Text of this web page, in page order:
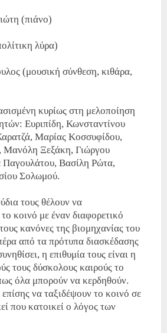
(πιάνο)
λύρα)
(μουσική σύνθεση, κιθάρα,
κυρίως στη μελοποίηση
Ευριπίδη, Κωνσταντίνου
Μαρίας Κοσσυφίδου,
Ξεξάκη, Γιώργου
Βασίλη Ρώτα,
Σολωμού.
τους θέλουν να
κοινό με έναν διαφορετικό
κανόνες της βιομηχανίας του
από τα πρότυπα διασκέδασης
η επιθυμία τους είναι η
τους δύσκολους καιρούς το
όλα μπορούν να κερδηθούν.
να ταξιδέψουν το κοινό σε
που κατοικεί ο λόγος των